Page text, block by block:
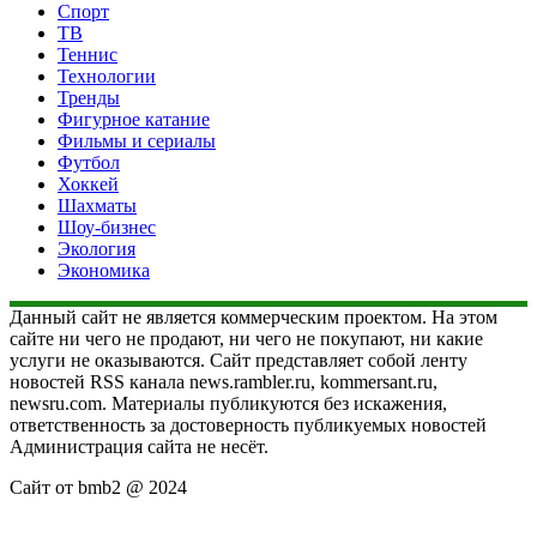
Спорт
ТВ
Теннис
Технологии
Тренды
Фигурное катание
Фильмы и сериалы
Футбол
Хоккей
Шахматы
Шоу-бизнес
Экология
Экономика
Данный сайт не является коммерческим проектом. На этом
сайте ни чего не продают, ни чего не покупают, ни какие
услуги не оказываются. Сайт представляет собой ленту
новостей RSS канала news.rambler.ru, kommersant.ru,
newsru.com. Материалы публикуются без искажения,
ответственность за достоверность публикуемых новостей
Администрация сайта не несёт.
Сайт от bmb2 @ 2024